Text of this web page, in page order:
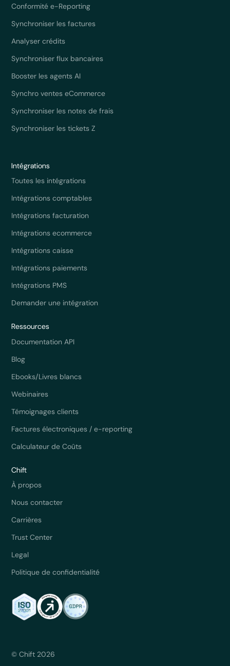
Conformité e-Reporting
Synchroniser les factures
Analyser crédits
Synchroniser flux bancaires
Booster les agents AI
Synchro ventes eCommerce
Synchroniser les notes de frais
Synchroniser les tickets Z
Intégrations
Toutes les intégrations
Intégrations comptables
Intégrations facturation
Intégrations ecommerce
Intégrations caisse
Intégrations paiements
Intégrations PMS
Demander une intégration
Ressources
Documentation API
Blog
Ebooks/Livres blancs
Webinaires
Témoignages clients
Factures électroniques / e-reporting
Calculateur de Coûts
Chift
À propos
Nous contacter
Carrières
Trust Center
Legal
Politique de confidentialité
© Chift 2026